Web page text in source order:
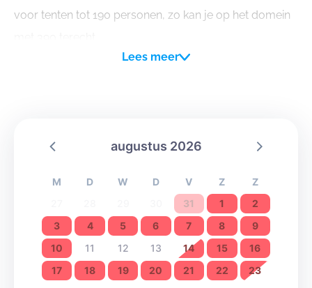
voor tenten tot 190 personen, zo kan je op het domein
Lees meer
augustus 2026
M D W D V Z
Z
31 1
2
3
4 5 6 7 8
9
10
11 12 13 14 15
16
17
18 19 20 21 22
23